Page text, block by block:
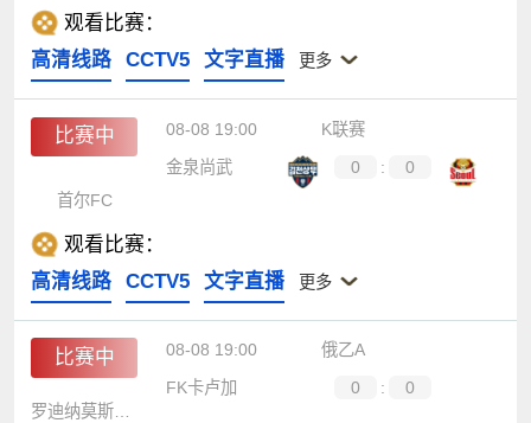
观看比赛：
高清线路
CCTV5 文字直播 更多
比赛中 08-08 19:00
K联赛
金泉尚武
0 :
0
首尔FC
观看比赛：
高清线路
CCTV5 文字直播 更多
比赛中 08-08 19:00
俄乙A
FK卡卢加
0 :
0
罗迪纳莫斯科B队